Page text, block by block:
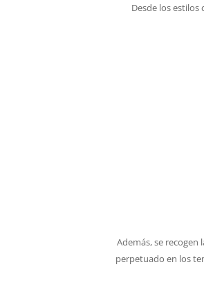
Desde los estilos
Además, se recogen
perpetuado en los